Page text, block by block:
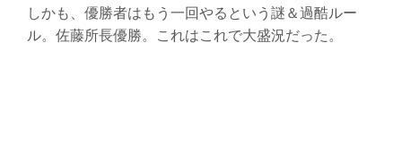
しかも、優勝者はもう一回やるという謎＆過酷ルー
ル。佐藤所長優勝。これはこれで大盛況だった。